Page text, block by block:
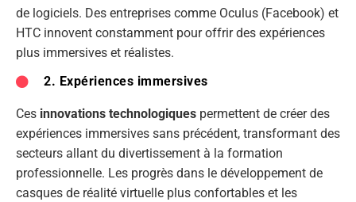
de logiciels. Des entreprises comme Oculus (Facebook) et
HTC innovent constamment pour offrir des expériences
plus immersives et réalistes.
2. Expériences immersives
Ces innovations technologiques permettent de créer des
expériences immersives sans précédent, transformant des
secteurs allant du divertissement à la formation
professionnelle. Les progrès dans le développement de
casques de réalité virtuelle plus confortables et les